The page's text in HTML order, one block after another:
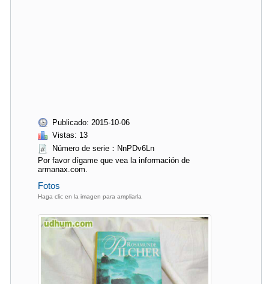
Publicado: 2015-10-06
Vistas: 13
Número de serie：NnPDv6Ln
Por favor dígame que vea la información de
armanax.com.
Fotos
Haga clic en la imagen para ampliarla